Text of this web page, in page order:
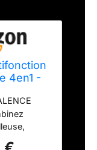
4en1 -
-
- Taille-
cm³ - 2t